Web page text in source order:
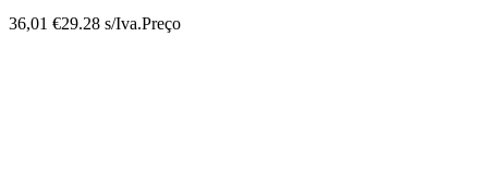
36,01 €29.28 s/Iva.Preço